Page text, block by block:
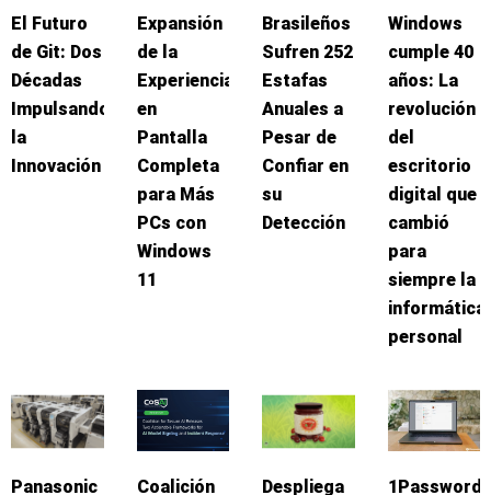
El Futuro
de Git: Dos
Décadas
Impulsando
la
Innovación
Expansión
de la
Experiencia
en
Pantalla
Completa
para Más
PCs con
Windows
11
Brasileños
Sufren 252
Estafas
Anuales a
Pesar de
Confiar en
su
Detección
Windows
cumple 40
años: La
revolución
del
escritorio
digital que
cambió
para
siempre la
informática
personal
Panasonic
Coalición
Despliega
1Password: